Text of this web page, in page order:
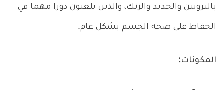
بالبروتين والحديد والزنك، والذين يلعبون دورا مهما في
الحفاظ على صحة الجسم بشكل عام.
المكونات: